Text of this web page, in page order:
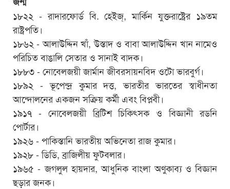
১৮২২ - রাদারফোর্ড বি. হেইজ্‌, মার্কিন যুক্তরাষ্ট্রের ১৯তম
রাষ্ট্রপতি।
১৮৬২ - আলাউদ্দিন খাঁ, উস্তাদ ও বাবা আলাউদ্দিন খান নামেও
পরিচিত বাঙালি সেতার ও সানাই বাদক।
১৮৮৩ - নোবেলজয়ী জার্মান জীবরসায়নবিদ ওটো ভারবুর্গ।
১৮৯২ - ভূপেন্দ্র কুমার দত্ত, ভারতীর ভারতের স্বাধীনতা
আন্দোলনের একজন সক্রিয় কর্মী এবং বিপ্লবী।
১৯১৭ - নোবেলজয়ী ব্রিটিশ চিকিৎসক ও বিজ্ঞানী রডনি
পোর্টার।
১৯২৬ - পাকিস্তানি ভারতীয় অভিনেতা রাজ কুমার।
১৯২৮ - ডিডি, ব্রাজিলীয় ফুটবলার।
১৯৬৫ - জগলুল হায়দার, আধুনিক বাংলা অণুকাব্য ও বিজ্ঞান
ছড়ার জনক।